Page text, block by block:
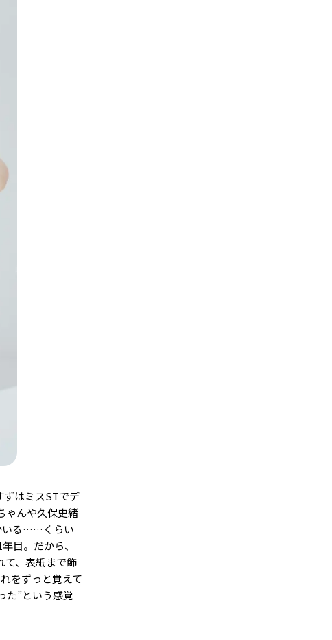
はミスSTでデ
ゃんや久保史緒
いる……くらい
目。だから、
、表紙まで飾
をずっと覚えて
た”という感覚